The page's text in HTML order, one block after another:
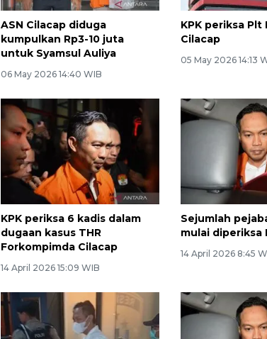
ASN Cilacap diduga
kumpulkan Rp3-10 juta
untuk Syamsul Auliya
06 May 2026 14:40 WIB
KPK periksa Plt
Cilacap
05 May 2026 14:13
KPK periksa 6 kadis dalam
dugaan kasus THR
Forkompimda Cilacap
14 April 2026 15:09 WIB
Sejumlah
mulai diperiksa
14 April 2026 8:45
Kemarau
27 July 2026 20:07 WIB